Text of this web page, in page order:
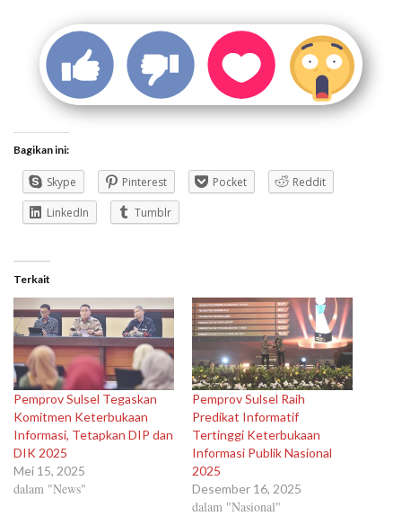
Bagikan ini:
Skype Pinterest Pocket
Reddit
LinkedIn
Tumblr
Terkait
Pemprov Sulsel Tegaskan
Komitmen Keterbukaan
Informasi, Tetapkan DIP dan
DIK 2025
Mei 15, 2025
dalam "News"
Pemprov Sulsel Raih
Predikat Informatif
Tertinggi Keterbukaan
Informasi Publik Nasional
2025
Desember 16, 2025
dalam "Nasional"